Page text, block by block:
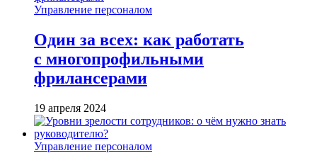
Управление персоналом
Один за всех: как работать
с многопрофильными
фрилансерами
19 апреля 2024
Управление персоналом